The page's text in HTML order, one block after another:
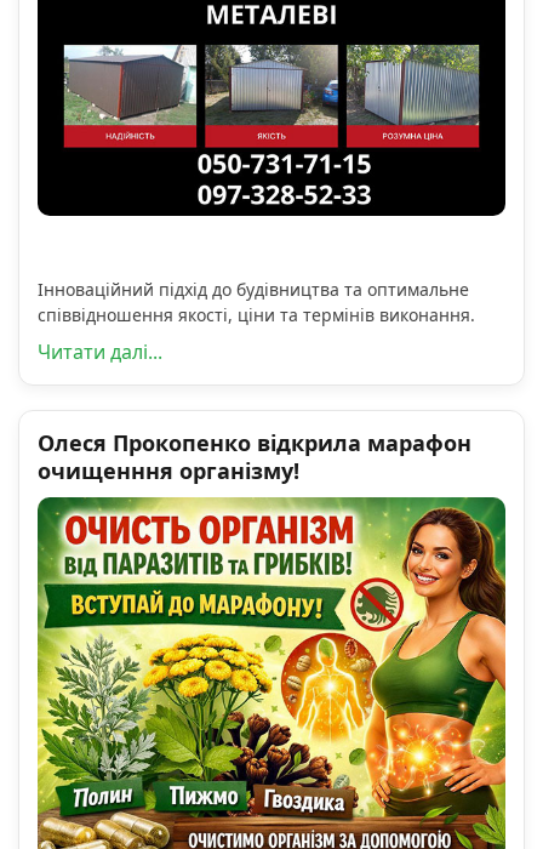
Інноваційний підхід до будівництва та оптимальне
співвідношення якості, ціни та термінів виконання.
Читати далі...
Олеся Прокопенко відкрила марафон
очищенння організму!